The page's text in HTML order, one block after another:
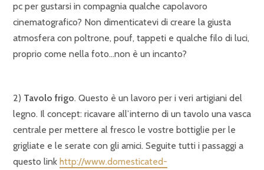
pc per gustarsi in compagnia qualche capolavoro
cinematografico? Non dimenticatevi di creare la giusta
atmosfera con poltrone, pouf, tappeti e qualche filo di luci,
proprio come nella foto…non è un incanto?
2) Tavolo frigo. Questo è un lavoro per i veri artigiani del
legno. Il concept: ricavare all’interno di un tavolo una vasca
centrale per mettere al fresco le vostre bottiglie per le
grigliate e le serate con gli amici. Seguite tutti i passaggi a
questo link http://www.domesticated-